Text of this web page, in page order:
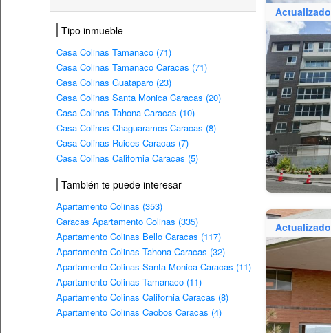
Tipo inmueble
Casa Colinas Tamanaco (71)
Casa Colinas Tamanaco Caracas (71)
Casa Colinas Guataparo (23)
Casa Colinas Santa Monica Caracas (20)
Casa Colinas Tahona Caracas (10)
Casa Colinas Chaguaramos Caracas (8)
Casa Colinas Ruices Caracas (7)
Casa Colinas California Caracas (5)
También te puede interesar
Apartamento Colinas (353)
Caracas Apartamento Colinas (335)
Apartamento Colinas Bello Caracas (117)
Apartamento Colinas Tahona Caracas (32)
Apartamento Colinas Santa Monica Caracas (11)
Apartamento Colinas Tamanaco (11)
Apartamento Colinas California Caracas (8)
Apartamento Colinas Caobos Caracas (4)
Actualizado
Actualizado